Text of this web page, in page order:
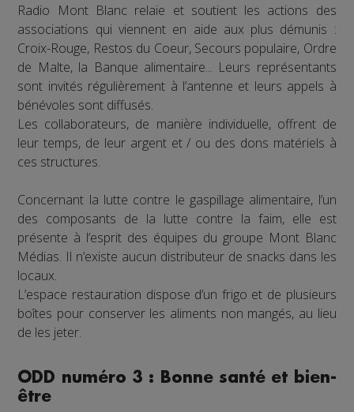
Radio Mont Blanc relaie et soutient les actions des
associations qui viennent en aide aux plus démunis :
Croix-Rouge, Restos du Coeur, Secours populaire, Ordre
de Malte, la Banque alimentaire... Leurs représentants
sont invités régulièrement à l’antenne et leurs appels à
bénévoles sont diffusés.
Les collaborateurs, de manière individuelle, offrent de
leur temps, de leur argent et / ou des dons matériels à
ces structures.
Concernant la lutte contre le gaspillage alimentaire, l’un
des composants de la lutte contre la faim, elle est
présente à l’esprit des équipes du groupe Mont Blanc
Médias. Il n’existe aucun distributeur de snacks dans les
locaux.
L’espace restauration dispose d’un frigo et de plusieurs
boîtes pour conserver les aliments non mangés, au lieu
de les jeter.
ODD numéro 3 : Bonne santé et bien-
être